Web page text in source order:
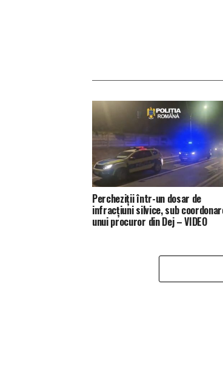
Percheziții într-un dosar de
infracțiuni silvice, sub
unui procuror din Dej – VIDEO